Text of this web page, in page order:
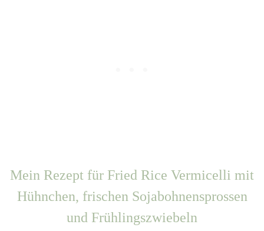
Mein Rezept für Fried Rice Vermicelli mit
Hühnchen, frischen Sojabohnensprossen
und Frühlingszwiebeln